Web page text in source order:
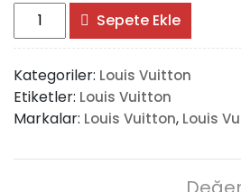
Louis
Vuitton
Neverfull
GM
adet
Sepete Ekle
Kategoriler: Louis Vuitton
Etiketler: Louis Vuitton
Markalar: Louis Vuitton, Louis